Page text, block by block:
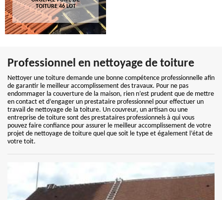
TOITURE 46 LOT
Professionnel en nettoyage de toiture
Nettoyer une toiture demande une bonne compétence professionnelle afin
de garantir le meilleur accomplissement des travaux. Pour ne pas
endommager la couverture de la maison, rien n’est prudent que de mettre
en contact et d’engager un prestataire professionnel pour effectuer un
travail de nettoyage de la toiture. Un couvreur, un artisan ou une
entreprise de toiture sont des prestataires professionnels à qui vous
pouvez faire confiance pour assurer le meilleur accomplissement de votre
projet de nettoyage de toiture quel que soit le type et également l’état de
votre toit.